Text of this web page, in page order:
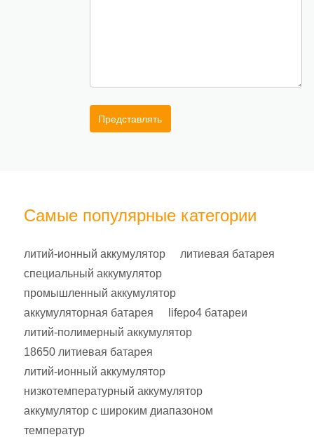
Представлять
Самые популярные категории
литий-ионный аккумулятор
литиевая батарея
специальный аккумулятор
промышленный аккумулятор
аккумуляторная батарея
lifepo4 батареи
литий-полимерный аккумулятор
18650 литиевая батарея
литий-ионный аккумулятор
низкотемпературный аккумулятор
аккумулятор с широким диапазоном
температур